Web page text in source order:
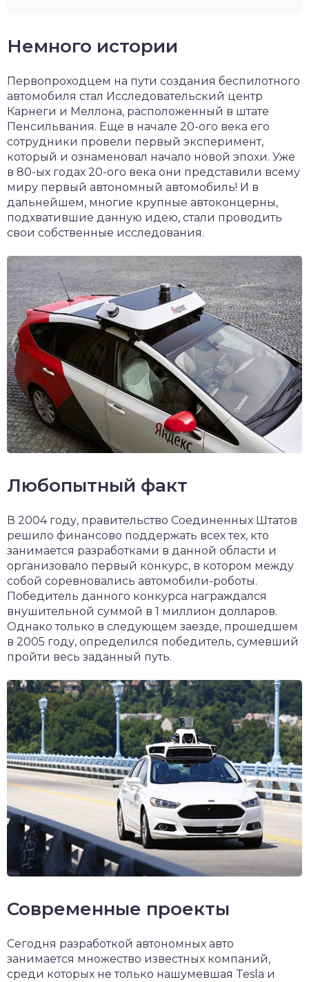
Немного истории
Первопроходцем на пути создания беспилотного
автомобиля стал Исследовательский центр
Карнеги и Меллона, расположенный в штате
Пенсильвания. Еще в начале 20-ого века его
сотрудники провели первый эксперимент,
который и ознаменовал начало новой эпохи. Уже
в 80-ых годах 20-ого века они представили всему
миру первый автономный автомобиль! И в
дальнейшем, многие крупные автоконцерны,
подхватившие данную идею, стали проводить
свои собственные исследования.
Любопытный факт
В 2004 году, правительство Соединенных Штатов
решило финансово поддержать всех тех, кто
занимается разработками в данной области и
организовало первый конкурс, в котором между
собой соревновались автомобили-роботы.
Победитель данного конкурса награждался
внушительной суммой в 1 миллион долларов.
Однако только в следующем заезде, прошедшем
в 2005 году, определился победитель, сумевший
пройти весь заданный путь.
Современные проекты
Сегодня разработкой автономных авто
занимается множество известных компаний,
среди которых не только нашумевшая Tesla и